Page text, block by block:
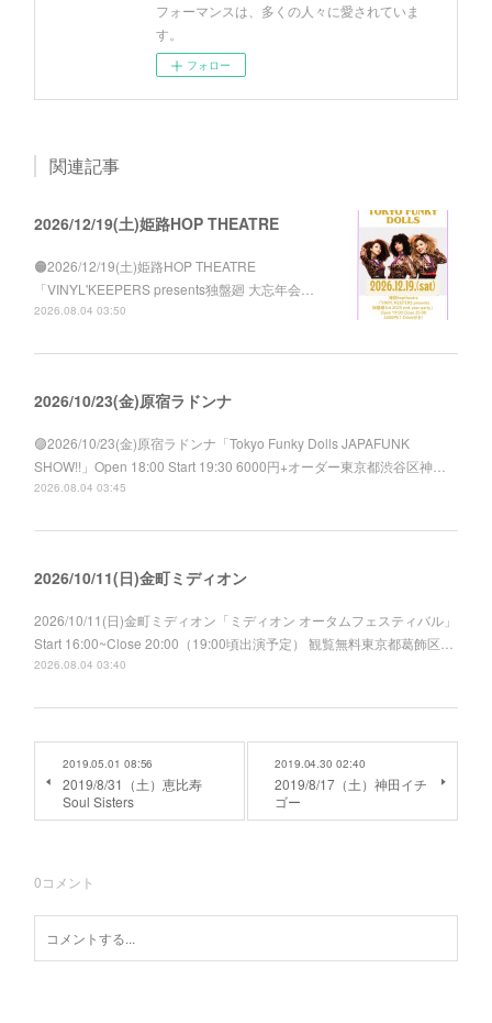
フォーマンスは、多くの人々に愛されていま
す。
フォロー
関連記事
2026/12/19(土)姫路HOP THEATRE
🟠2026/12/19(土)姫路HOP THEATRE
「VINYL'KEEPERS presents独盤廻 大忘年会…
2026.08.04 03:50
2026/10/23(金)原宿ラドンナ
🟣2026/10/23(金)原宿ラドンナ「Tokyo Funky Dolls JAPAFUNK
SHOW!!」Open 18:00 Start 19:30 6000円+オーダー東京都渋谷区神…
2026.08.04 03:45
2026/10/11(日)金町ミディオン
2026/10/11(日)金町ミディオン「ミディオン オータムフェスティバル」
Start 16:00~Close 20:00（19:00頃出演予定） 観覧無料東京都葛飾区…
2026.08.04 03:40
2019.05.01 08:56
2019/8/31（土）恵比寿
Soul Sisters
2019.04.30 02:40
2019/8/17（土）神田イチ
ゴー
0コメント